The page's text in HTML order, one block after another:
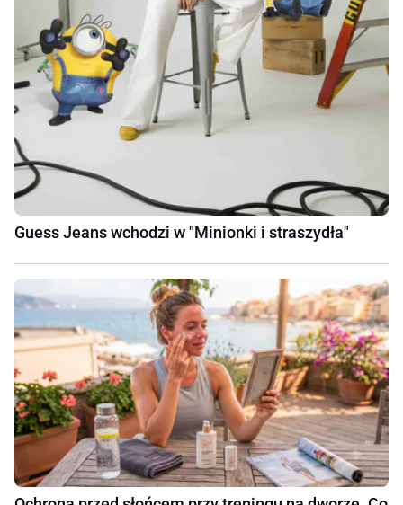
Guess Jeans wchodzi w "Minionki i straszydła"